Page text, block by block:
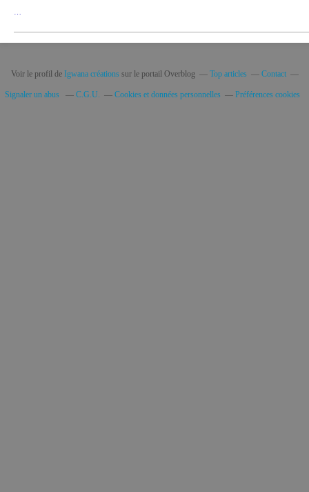
Voir le profil de Igwana créationssur le portail Overblog Top articles Contact
Signaler un abus C.G.U. Cookies et données personnelles Préférences cookies